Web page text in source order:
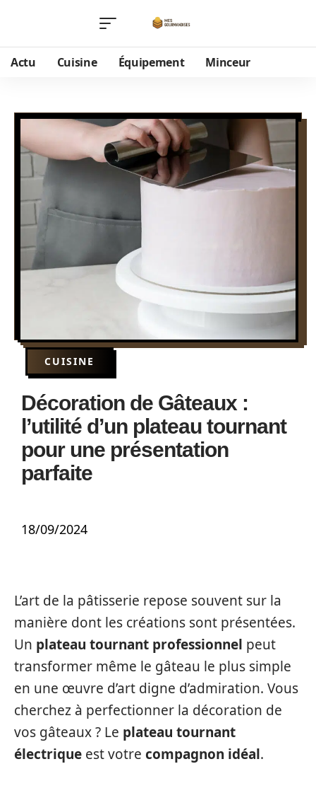
Actu Cuisine Équipement Minceur
CUISINE
Décoration de Gâteaux :
l’utilité d’un plateau tournant
pour une présentation
parfaite
18/09/2024
L’art de la pâtisserie repose souvent sur la
manière dont les créations sont présentées.
Un plateau tournant professionnel peut
transformer même le gâteau le plus simple
en une œuvre d’art digne d’admiration. Vous
cherchez à perfectionner la décoration de
vos gâteaux ? Le plateau tournant
électrique est votre compagnon idéal.